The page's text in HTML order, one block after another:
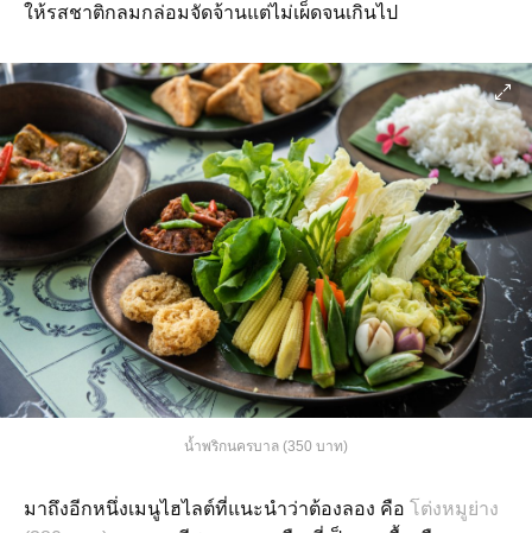
ให้รสชาติกลมกล่อมจัดจ้านแต่ไม่เผ็ดจนเกินไป
น้ำพริกนครบาล (350 บาท)
มาถึงอีกหนึ่งเมนูไฮไลต์ที่แนะนำว่าต้องลอง คือ โต่งหมูย่าง